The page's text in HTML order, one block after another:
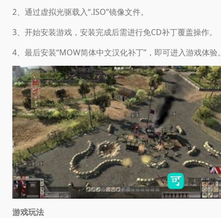
2、通过虚拟光驱载入“.ISO”镜像文件。
3、开始安装游戏，安装完成后需进行免CD补丁覆盖操作。
4、最后安装“MOW简体中文汉化补丁”，即可进入游戏体验
游戏玩法